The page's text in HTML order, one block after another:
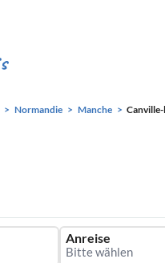
Normandie Manche
Anreise